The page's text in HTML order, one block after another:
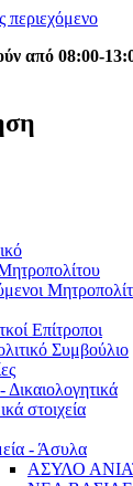
από 08:00-
Επίτροποι
Συμβούλιο
στοιχεία
- Άσυλα
ΑΣΥΛΟ